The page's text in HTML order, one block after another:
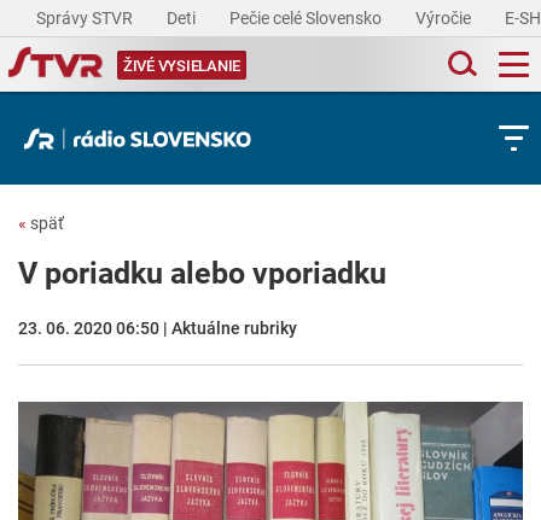
Správy STVR Deti Pečie celé Slovensko Výročie E-
ŽIVÉ VYSIELANIE
« späť
V poriadku alebo vporiadku
23. 06. 2020 06:50 | Aktuálne rubriky